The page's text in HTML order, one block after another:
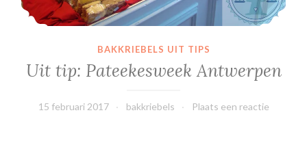
BAKKRIEBELS UIT TIPS
Uit tip: Pateekesweek Antwerpen
15 februari 2017 bakkriebels Plaats een reactie